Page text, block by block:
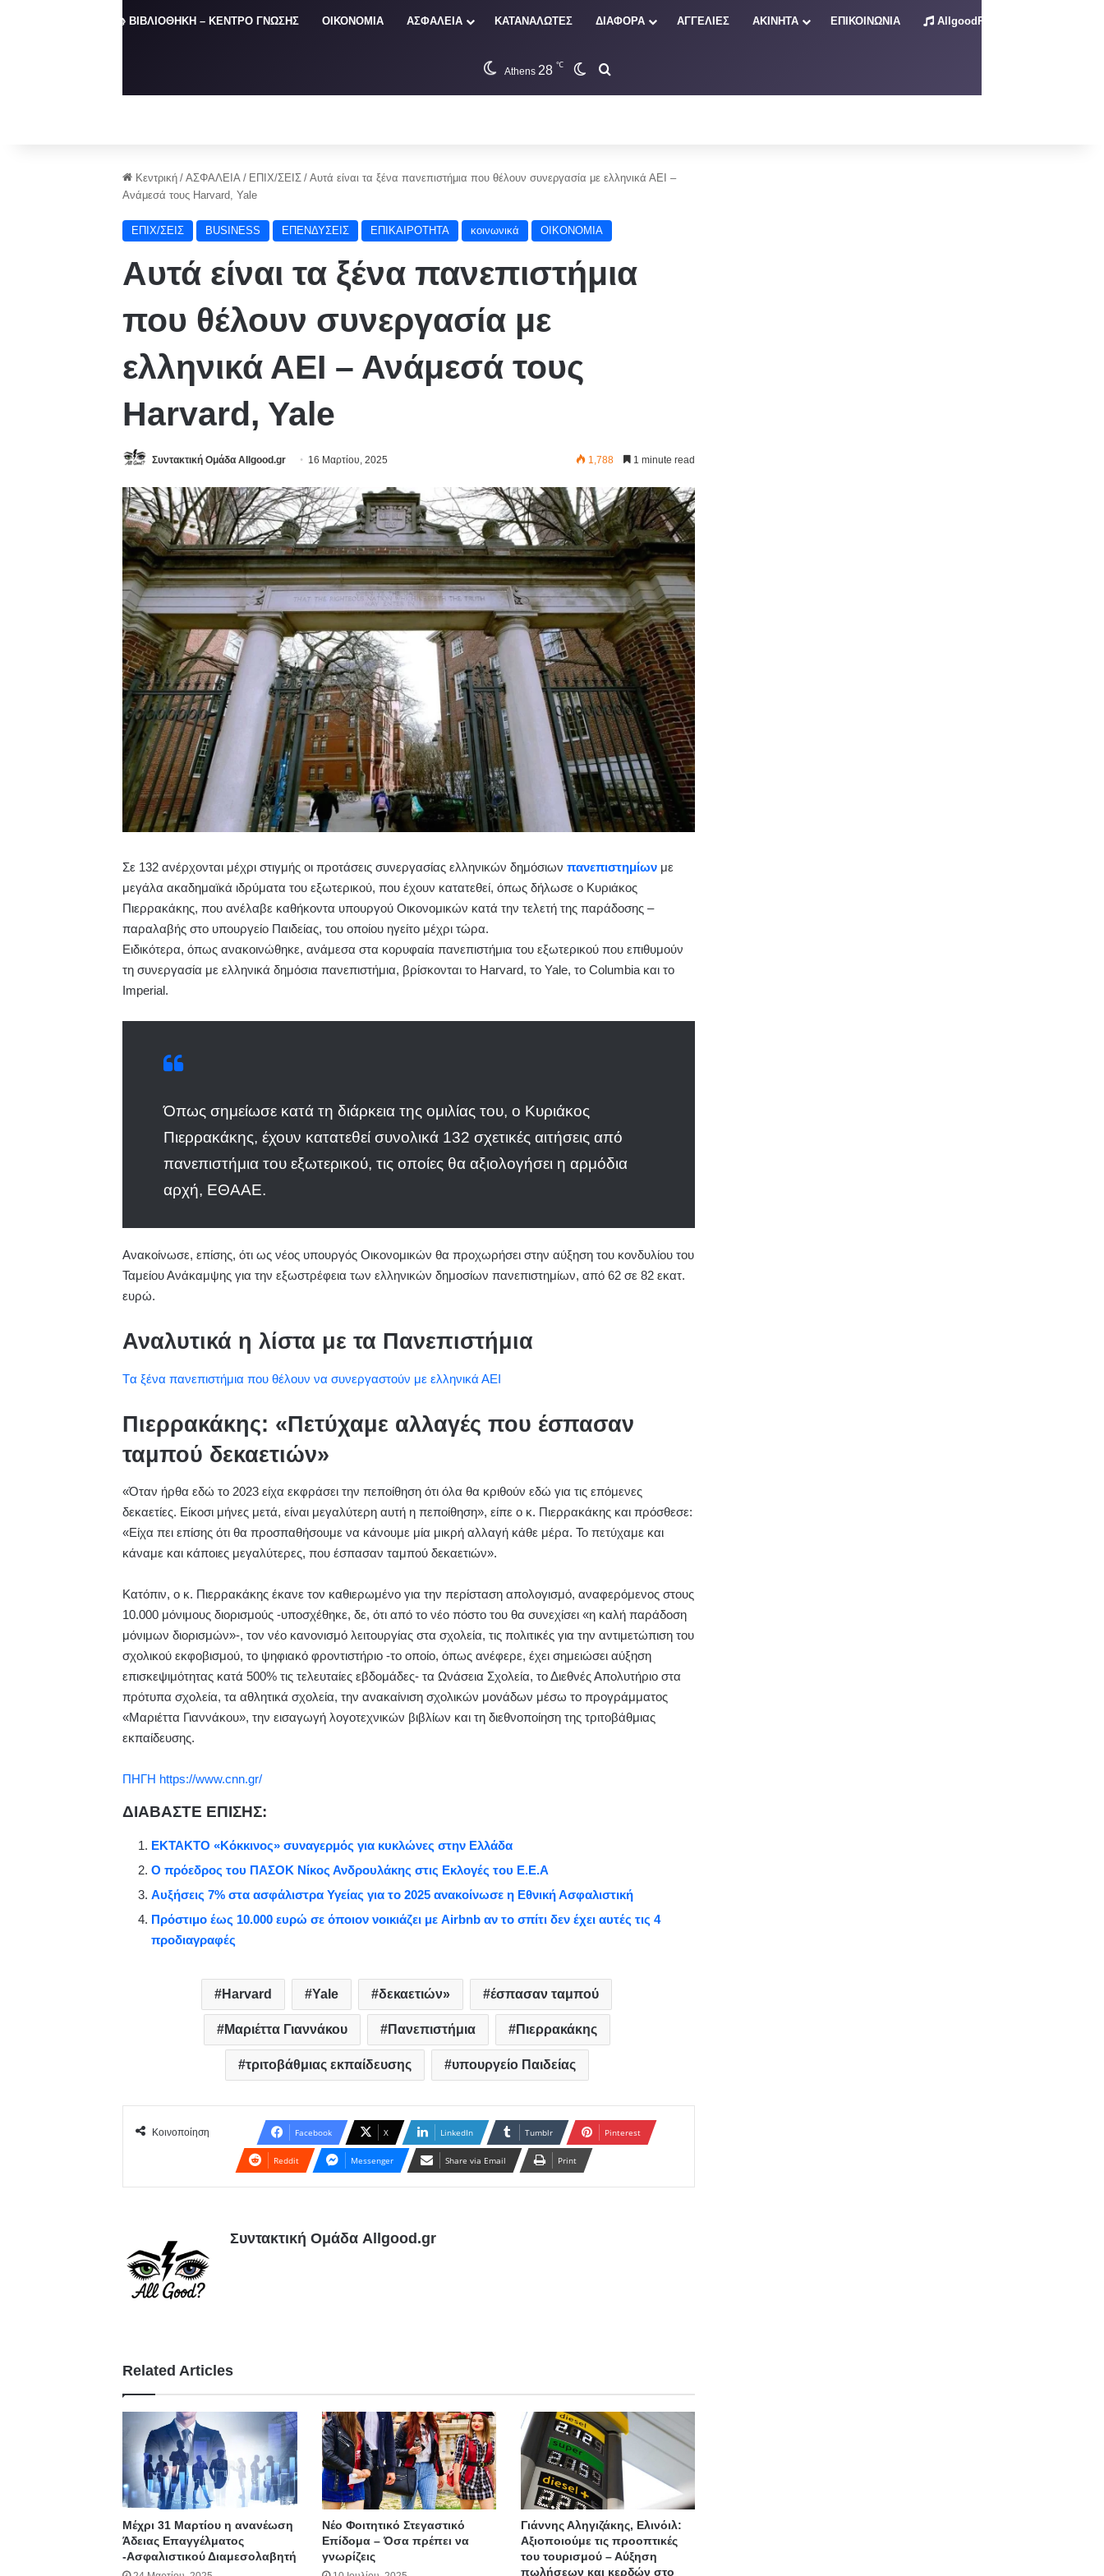
📚 ΒΙΒΛΙΟΘΗΚΗ – ΚΕΝΤΡΟ ΓΝΩΣΗΣ ΟΙΚΟΝΟΜΙΑ ΑΣΦΑΛΕΙΑ ΚΑΤΑΝΑΛΩΤΕΣ ΔΙΑΦΟΡΑ ΑΓΓΕΛΙΕΣ ΑΚΙΝΗΤΑ ΕΠΙΚΟΙΝΩΝΙΑ AllgoodRadio – Live
Athens 28 ℃ Switch skin
Κεντρική / ΑΣΦΑΛΕΙΑ / ΕΠΙΧ/ΣΕΙΣ / Αυτά είναι τα ξένα πανεπιστήμια που θέλουν συνεργασία με ελληνικά ΑΕΙ –
Ανάμεσά τους Harvard, Yale
ΕΠΙΧ/ΣΕΙΣ BUSINESS ΕΠΕΝΔΥΣΕΙΣ ΕΠΙΚΑΙΡΟΤΗΤΑ κοινωνικά ΟΙΚΟΝΟΜΙΑ
Αυτά είναι τα ξένα πανεπιστήμια
που θέλουν συνεργασία με
ελληνικά ΑΕΙ – Ανάμεσά τους
Harvard, Yale
Συντακτική Ομάδα Allgood.gr 16 Μαρτίου, 2025 1,788 1 minute read
Σε 132 ανέρχονται μέχρι στιγμής οι προτάσεις συνεργασίας ελληνικών δημόσιωνπανεπιστημίων με
μεγάλα ακαδημαϊκά ιδρύματα του εξωτερικού, που έχουν κατατεθεί, όπως δήλωσε ο Κυριάκος
Πιερρακάκης, που ανέλαβε καθήκοντα υπουργού Οικονομικών κατά την τελετή της παράδοσης –
παραλαβής στο υπουργείο Παιδείας, του οποίου ηγείτο μέχρι τώρα.
Ειδικότερα, όπως ανακοινώθηκε, ανάμεσα στα κορυφαία πανεπιστήμια του εξωτερικού που επιθυμούν
τη συνεργασία με ελληνικά δημόσια πανεπιστήμια, βρίσκονται το Harvard, το Yale, το Columbia και το
Imperial.
Όπως σημείωσε κατά τη διάρκεια της ομιλίας του, ο Κυριάκος
Πιερρακάκης, έχουν κατατεθεί συνολικά 132 σχετικές αιτήσεις από
πανεπιστήμια του εξωτερικού, τις οποίες θα αξιολογήσει η αρμόδια
αρχή, ΕΘΑΑΕ.
Ανακοίνωσε, επίσης, ότι ως νέος υπουργός Οικονομικών θα προχωρήσει στην αύξηση του κονδυλίου του
Ταμείου Ανάκαμψης για την εξωστρέφεια των ελληνικών δημοσίων πανεπιστημίων, από 62 σε 82 εκατ.
ευρώ.
Αναλυτικά η λίστα με τα Πανεπιστήμια
Tα ξένα πανεπιστήμια που θέλουν να συνεργαστούν με ελληνικά ΑΕΙ
Πιερρακάκης: «Πετύχαμε αλλαγές που έσπασαν
ταμπού δεκαετιών»
«Όταν ήρθα εδώ το 2023 είχα εκφράσει την πεποίθηση ότι όλα θα κριθούν εδώ για τις επόμενες
δεκαετίες. Είκοσι μήνες μετά, είναι μεγαλύτερη αυτή η πεποίθηση», είπε ο κ. Πιερρακάκης και πρόσθεσε:
«Είχα πει επίσης ότι θα προσπαθήσουμε να κάνουμε μία μικρή αλλαγή κάθε μέρα. Το πετύχαμε και
κάναμε και κάποιες μεγαλύτερες, που έσπασαν ταμπού δεκαετιών».
Κατόπιν, ο κ. Πιερρακάκης έκανε τον καθιερωμένο για την περίσταση απολογισμό, αναφερόμενος στους
10.000 μόνιμους διορισμούς -υποσχέθηκε, δε, ότι από το νέο πόστο του θα συνεχίσει «η καλή παράδοση
μόνιμων διορισμών»-, τον νέο κανονισμό λειτουργίας στα σχολεία, τις πολιτικές για την αντιμετώπιση του
σχολικού εκφοβισμού, το ψηφιακό φροντιστήριο -το οποίο, όπως ανέφερε, έχει σημειώσει αύξηση
επισκεψιμότητας κατά 500% τις τελευταίες εβδομάδες- τα Ωνάσεια Σχολεία, το Διεθνές Απολυτήριο στα
πρότυπα σχολεία, τα αθλητικά σχολεία, την ανακαίνιση σχολικών μονάδων μέσω το προγράμματος
«Μαριέττα Γιαννάκου», την εισαγωγή λογοτεχνικών βιβλίων και τη διεθνοποίηση της τριτοβάθμιας
εκπαίδευσης.
ΠΗΓΗ https://www.cnn.gr/
ΔΙΑΒΑΣΤΕ ΕΠΙΣΗΣ:
ΕΚΤΑΚΤΟ «Κόκκινος» συναγερμός για κυκλώνες στην Ελλάδα
O πρόεδρος του ΠΑΣΟΚ Νίκος Ανδρουλάκης στις Εκλογές του Ε.Ε.Α
Αυξήσεις 7% στα ασφάλιστρα Υγείας για το 2025 ανακοίνωσε η Εθνική Ασφαλιστική
Πρόστιμο έως 10.000 ευρώ σε όποιον νοικιάζει με Airbnb αν το σπίτι δεν έχει αυτές τις 4
προδιαγραφές
Harvard Yale δεκαετιών» έσπασαν ταμπού
Μαριέττα Γιαννάκου Πανεπιστήμια Πιερρακάκης
τριτοβάθμιας εκπαίδευσης υπουργείο Παιδείας
Κοινοποίηση Facebook X LinkedIn Tumblr Pinterest
Reddit Messenger Share via Email Print
Συντακτική Ομάδα Allgood.gr
Related Articles
Μέχρι 31 Μαρτίου η ανανέωση
Άδειας Επαγγέλματος
-Ασφαλιστικού Διαμεσολαβητή
Νέο Φοιτητικό Στεγαστικό
Επίδομα – Όσα πρέπει να
γνωρίζεις
Γιάννης Αληγιζάκης, Ελινόιλ:
Αξιοποιούμε τις προοπτικές
του τουρισμού – Αύξηση
πωλήσεων και κερδών στο